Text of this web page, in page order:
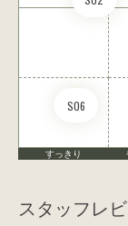
S06
すっきり
スタッフレ